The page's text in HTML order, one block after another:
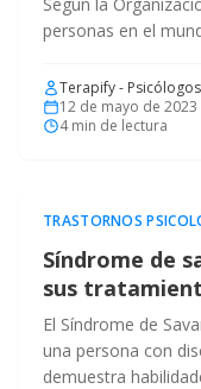
personas en el
Terapify -
12 de mayo de 2023
4min de lectura
TRASTORNOS
Síndrome de
sus
El Síndrome de
una persona con
demuestra